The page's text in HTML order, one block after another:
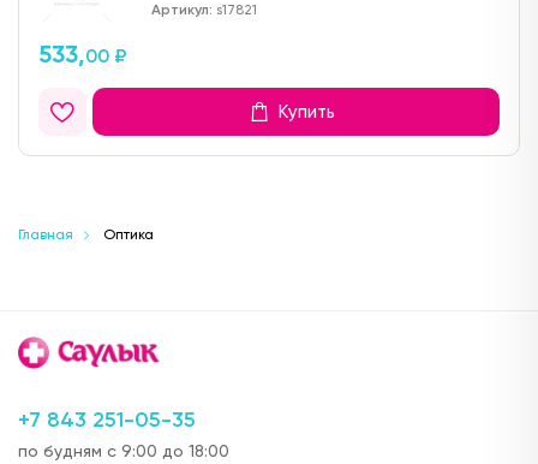
Артикул: s17821
533,00 ₽
Купить
Главная Оптика
+7 843 251-05-35
по будням с 9:00 до 18:00